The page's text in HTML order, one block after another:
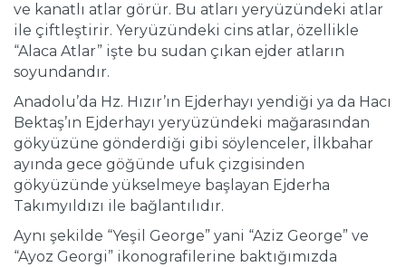
ve kanatlı atlar görür. Bu atları yeryüzündeki atlar
ile çiftleştirir. Yeryüzündeki cins atlar, özellikle
“Alaca Atlar” işte bu sudan çıkan ejder atların
soyundandır.
Anadolu’da Hz. Hızır’ın Ejderhayı yendiği ya da Hacı
Bektaş’ın Ejderhayı yeryüzündeki mağarasından
gökyüzüne gönderdiği gibi söylenceler, İlkbahar
ayında gece göğünde ufuk çizgisinden
gökyüzünde yükselmeye başlayan Ejderha
Takımyıldızı ile bağlantılıdır.
Aynı şekilde “Yeşil George” yani “Aziz George” ve
“Ayoz Georgi” ikonografilerine baktığımızda